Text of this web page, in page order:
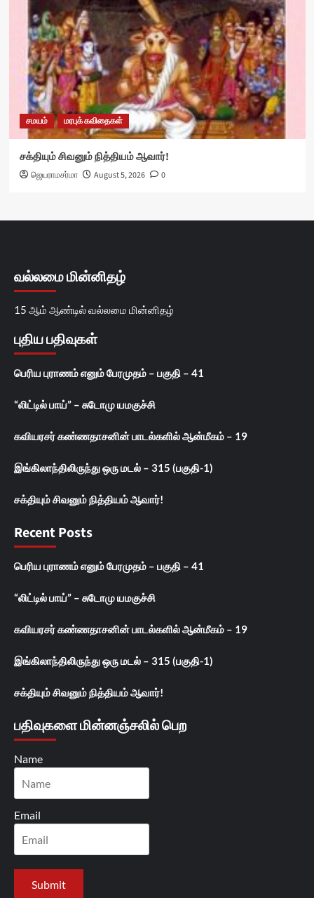
சமயம் மரபுக் கவிதைகள்
சக்தியும் சிவனும் நித்தியம் ஆவார்!
ஜெயராமசர்மா August 5, 2026 0
வல்லமை மின்னிதழ்
15 ஆம் ஆண்டில் வல்லமை மின்னிதழ்
புதிய பதிவுகள்
பெரிய புராணம் எனும் பேரமுதம் – பகுதி – 41
“லிட்டில் பாய்” – சுடோமு யமகுச்சி
கவியரசர் கண்ணதாசனின் பாடல்களில் ஆன்மீகம் – 19
இங்கிலாந்திலிருந்து ஒரு மடல் – 315 (பகுதி-1)
சக்தியும் சிவனும் நித்தியம் ஆவார்!
Recent Posts
பெரிய புராணம் எனும் பேரமுதம் – பகுதி – 41
“லிட்டில் பாய்” – சுடோமு யமகுச்சி
கவியரசர் கண்ணதாசனின் பாடல்களில் ஆன்மீகம் – 19
இங்கிலாந்திலிருந்து ஒரு மடல் – 315 (பகுதி-1)
சக்தியும் சிவனும் நித்தியம் ஆவார்!
பதிவுகளை மின்னஞ்சலில் பெற
Name
Email